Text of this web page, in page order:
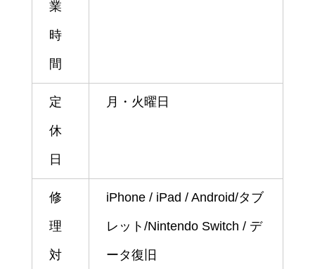
業
時
間
定
休
日
月・火曜日
修
理
対
iPhone / iPad / Android/タブ
レット/Nintendo Switch / デ
ータ復旧